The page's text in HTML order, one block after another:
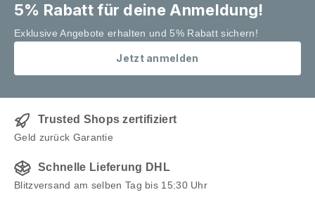
5% Rabatt für deine Anmeldung!
Exklusive Angebote erhalten und 5% Rabatt sichern!
Jetzt anmelden
Trusted Shops zertifiziert
Geld zurück Garantie
Schnelle Lieferung DHL
Blitzversand am selben Tag bis 15:30 Uhr